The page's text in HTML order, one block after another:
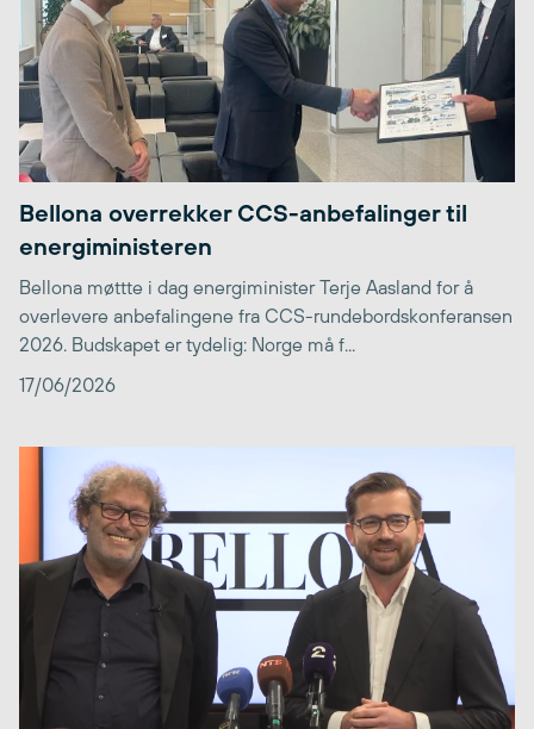
Bellona overrekker CCS-anbefalinger til
energiministeren
Bellona møttte i dag energiminister Terje Aasland for å
overlevere anbefalingene fra CCS-rundebordskonferansen
2026. Budskapet er tydelig: Norge må f...
17/06/2026